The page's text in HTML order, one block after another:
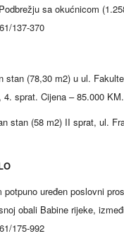
sa okućnicom
137-370
stan (78,30 m2) u ul.
sprat. Cijena – 85.000
stan (58 m2) II sprat, ul.
potpuno uređen poslovni
obali Babine rijeke,
175-992